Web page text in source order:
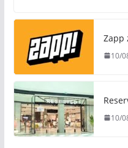
Zapp
10/
10/